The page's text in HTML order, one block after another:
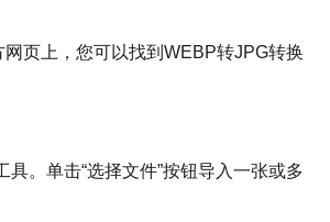
页上，您可以找到WEBP转JPG转换
具。单击“选择文件”按钮导入一张或多